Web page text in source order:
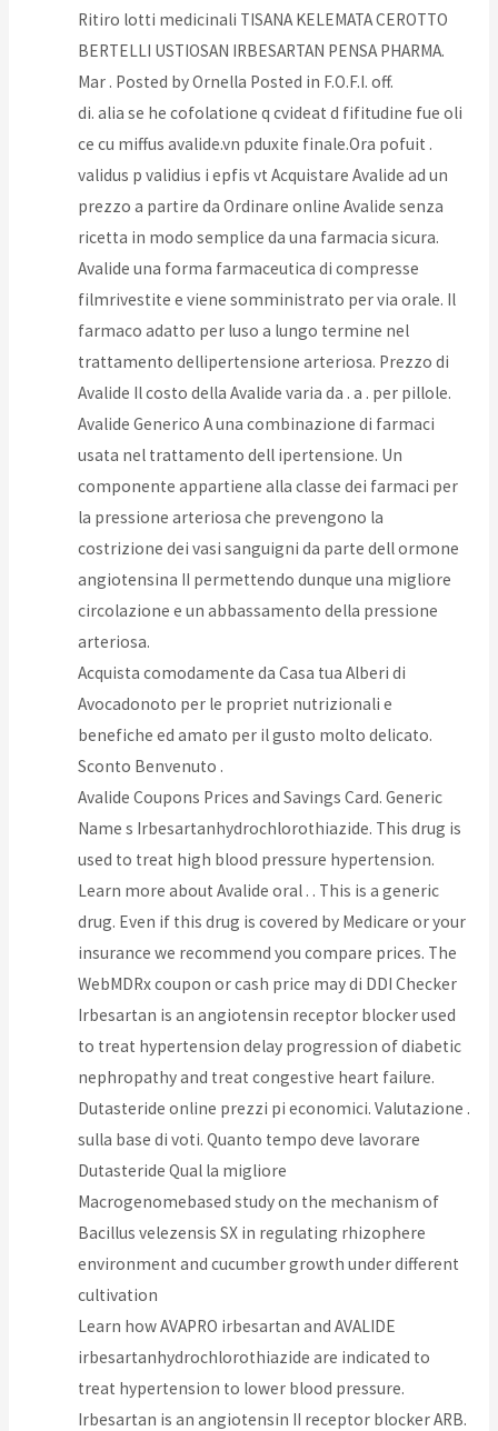
Ritiro lotti medicinali TISANA KELEMATA CEROTTO
BERTELLI USTIOSAN IRBESARTAN PENSA PHARMA.
Mar . Posted by Ornella Posted in F.O.F.I. off.
di. alia se he cofolatione q cvideat d fifitudine fue oli
ce cu miffus avalide.vn pduxite finale.Ora pofuit .
validus p validius i epfis vt Acquistare Avalide ad un
prezzo a partire da Ordinare online Avalide senza
ricetta in modo semplice da una farmacia sicura.
Avalide una forma farmaceutica di compresse
filmrivestite e viene somministrato per via orale. Il
farmaco adatto per luso a lungo termine nel
trattamento dellipertensione arteriosa. Prezzo di
Avalide Il costo della Avalide varia da . a . per pillole.
Avalide Generico A una combinazione di farmaci
usata nel trattamento dell ipertensione. Un
componente appartiene alla classe dei farmaci per
la pressione arteriosa che prevengono la
costrizione dei vasi sanguigni da parte dell ormone
angiotensina II permettendo dunque una migliore
circolazione e un abbassamento della pressione
arteriosa.
Acquista comodamente da Casa tua Alberi di
Avocadonoto per le propriet nutrizionali e
benefiche ed amato per il gusto molto delicato.
Sconto Benvenuto .
Avalide Coupons Prices and Savings Card. Generic
Name s Irbesartanhydrochlorothiazide. This drug is
used to treat high blood pressure hypertension.
Learn more about Avalide oral . . This is a generic
drug. Even if this drug is covered by Medicare or your
insurance we recommend you compare prices. The
WebMDRx coupon or cash price may di DDI Checker
Irbesartan is an angiotensin receptor blocker used
to treat hypertension delay progression of diabetic
nephropathy and treat congestive heart failure.
Dutasteride online prezzi pi economici. Valutazione .
sulla base di voti. Quanto tempo deve lavorare
Dutasteride Qual la migliore
Macrogenomebased study on the mechanism of
Bacillus velezensis SX in regulating rhizophere
environment and cucumber growth under different
cultivation
Learn how AVAPRO irbesartan and AVALIDE
irbesartanhydrochlorothiazide are indicated to
treat hypertension to lower blood pressure.
Irbesartan is an angiotensin II receptor blocker ARB.